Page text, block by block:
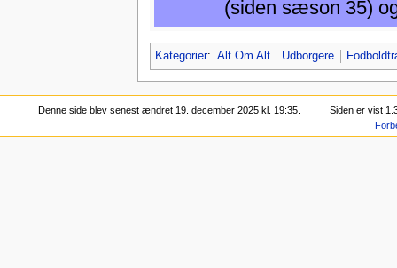
(siden sæson 35)
Kategorier: Alt Om Alt Udborgere
Denne side blev senest ændret 19. december 2025 kl. 19:35.
Siden er vist